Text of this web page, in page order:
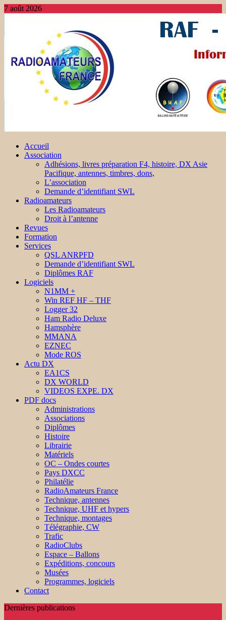
7 août 2026
Accueil
Association
Adhésions, livres préparation F4, histoire, DX Asie
Pacifique, antennes, timbres, dons,
L’association
Demande d’identifiant SWL
Radioamateurs
Les Radioamateurs
Droit à l’antenne
Revues
Formation
Services
QSL ANRPFD
Demande d’identifiant SWL
Diplômes RAF
Logiciels
N1MM +
Win REF HF – THF
Logger 32
Ham Radio Deluxe
Hamsphère
MMANA
EZNEC
Mode ROS
Actu DX
EA1CS
DX WORLD
VIDEOS EXPE. DX
PDF docs
Administrations
Associations
Diplômes
Histoire
Librairie
Matériels
OC – Ondes courtes
Pays DXCC
Philatélie
RadioAmateurs France
Technique, antennes
Technique, UHF et hypers
Technique, montages
Télégraphie, CW
Trafic
RadioClubs
Espace – Ballons
Expéditions, concours
Musées
Programmes, logiciels
Contact
Dernières publications